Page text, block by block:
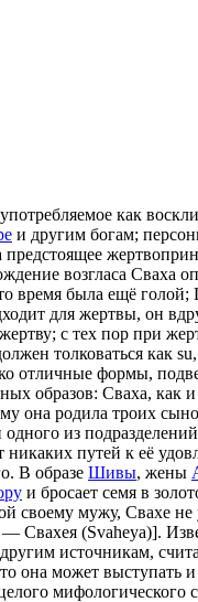
как
и другим богам;
возгласа Сваха
время была ещё голой;
для жертвы, он
с тех пор при
толковаться как
отличные формы,
образов: Сваха, как и
она родила троих
одного из
путей к её
В образе Шивы, жены
и бросает семя в
мужу, Свахе не
Свахея (Svaheya)].
источникам,
она может выступать
мифологического